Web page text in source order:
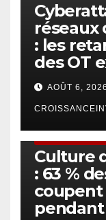
réseaux
: les
des OT
AOÛT 6, 2026
Culture
: 63 %